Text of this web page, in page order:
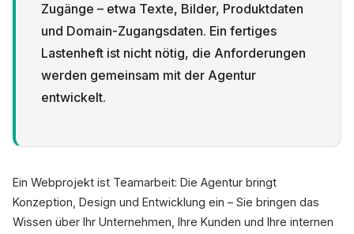
Zugänge – etwa Texte, Bilder, Produktdaten
und Domain-Zugangsdaten. Ein fertiges
Lastenheft ist nicht nötig, die Anforderungen
werden gemeinsam mit der Agentur
entwickelt.
Ein Webprojekt ist Teamarbeit: Die Agentur bringt
Konzeption, Design und Entwicklung ein – Sie bringen das
Wissen über Ihr Unternehmen, Ihre Kunden und Ihre internen